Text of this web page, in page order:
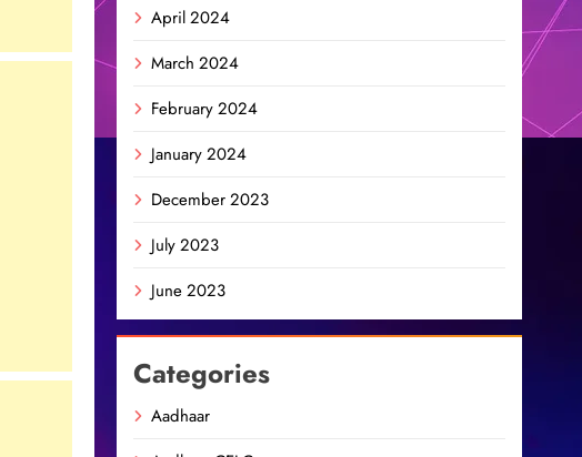
April 2024
March 2024
February 2024
January 2024
December 2023
July 2023
June 2023
Categories
Aadhaar